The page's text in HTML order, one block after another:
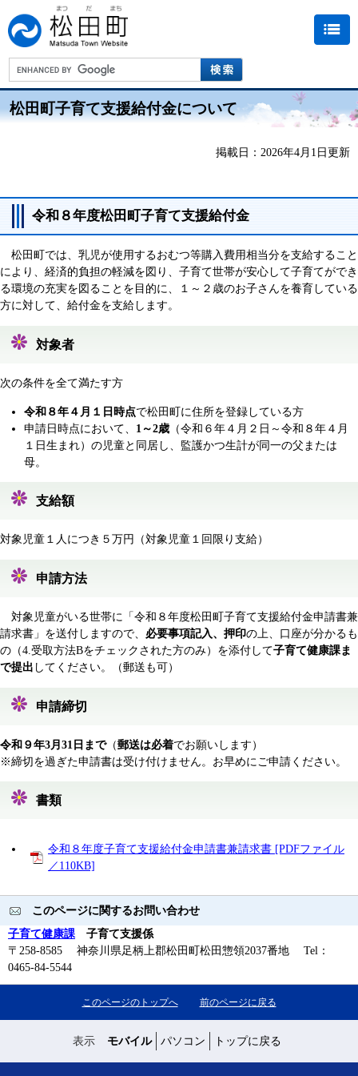
松田町子育て支援給付金について
掲載日：2026年4月1日更新
令和８年度松田町子育て支援給付金
松田町では、乳児が使用するおむつ等購入費用相当分を支給すること
により、経済的負担の軽減を図り、子育て世帯が安心して子育てができ
る環境の充実を図ることを目的に、１～２歳のお子さんを養育している
方に対して、給付金を支給します。
対象者
次の条件を全て満たす方
令和８年４月１日時点で松田町に住所を登録している方
申請日時点において、 1～2歳 （令和６年４月２日～令和８年４月
１日生まれ）の児童と同居し、監護かつ生計が同一の父または
母。
支給額
対象児童１人につき５万円（対象児童１回限り支給）
申請方法
対象児童がいる世帯に「令和８年度松田町子育て支援給付金申請書兼
請求書」を送付しますので、 必要事項記入、押印の上、口座が分かるも
の（4.受取方法Bをチェックされた方のみ）を添付して子育て健康課ま
で提出 してください。（郵送も可）
申請締切
令和９年3月31日まで（郵送は必着でお願いします）
※締切を過ぎた申請書は受け付けません。お早めにご申請ください。
書類
令和８年度子育て支援給付金申請書兼請求書 [PDFファイル
／110KB]
このページに関するお問い合わせ
子育て健康課 子育て支援係
〒258-8585 神奈川県足柄上郡松田町松田惣領2037番地 Tel：
0465-84-5544
このページのトップへ 前のページに戻る
表示 モバイル パソコン トップに戻る